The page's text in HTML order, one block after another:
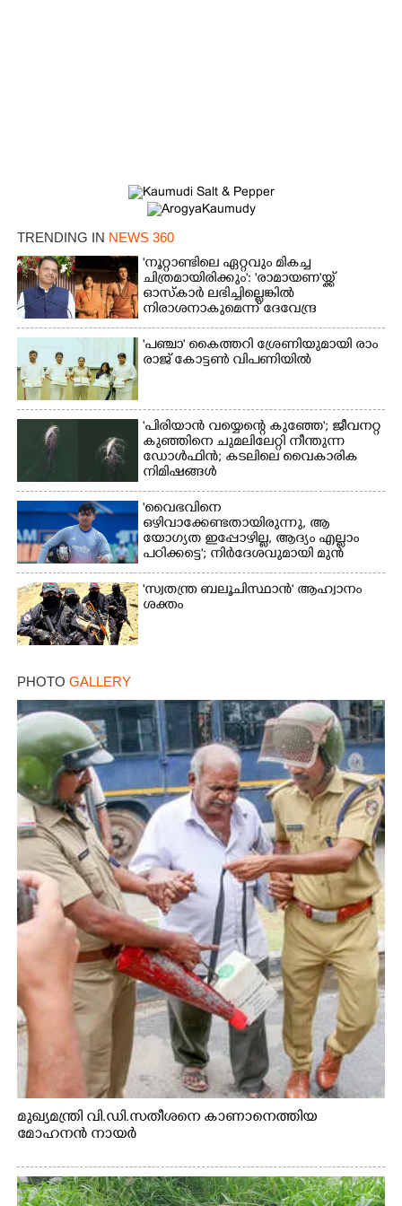
TRENDING IN NEWS 360
'നൂറ്റാണ്ടിലെ ഏറ്റവും മികച്ച
ചിത്രമായിരിക്കും': 'രാമായണ'യ്ക്ക്
ഓസ്കാ‌ർ ലഭിച്ചില്ലെങ്കിൽ
നിരാശനാകുമെന്ന് ദേവേന്ദ്ര
ഫഡ്നാവിസ്
'​പ​ഞ്ചാ​'​ ​കൈ​ത്ത​റി​ ​ശ്രേ​ണി​യു​മാ​യി​ ​രാം​
രാ​ജ് ​കോ​ട്ടൺ വിപണിയിൽ
'പിരിയാൻ വയ്യെന്റെ കുഞ്ഞേ'; ജീവനറ്റ
കുഞ്ഞിനെ ചുമലിലേറ്റി നീന്തുന്ന
ഡോൾഫിൻ; കടലിലെ വൈകാരിക
നിമിഷങ്ങൾ
'വൈഭവിനെ
ഒഴിവാക്കേണ്ടതായിരുന്നു,​ ആ
യോഗ്യത ഇപ്പോഴില്ല, ആദ്യം എല്ലാം
പഠിക്കട്ടെ'; നിർദേശവുമായി മുൻ
ക്രിക്കറ്റ് താരം
'സ്വതന്ത്ര ബലൂചിസ്ഥാൻ' ആഹ്വാനം
ശക്തം
PHOTO GALLERY
മുഖ്യമന്ത്രി വി.ഡി.സതീശനെ കാണാനെത്തിയ
മോഹനൻ നായർ